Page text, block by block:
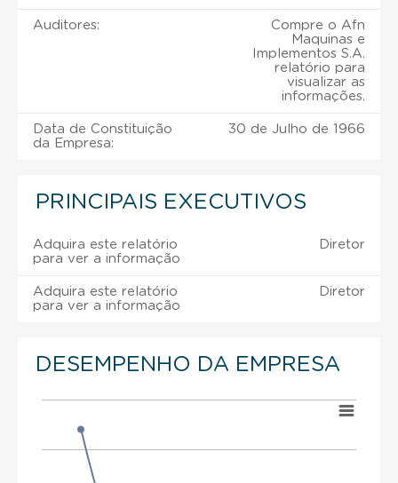
Auditores:
Compre o Afn
Maquinas e
Implementos S.A.
relatório para
visualizar as
informações.
Data de Constituição
da Empresa:
30 de Julho de 1966
PRINCIPAIS EXECUTIVOS
Adquira este relatório
para ver a informação
Diretor
Adquira este relatório
para ver a informação
Diretor
DESEMPENHO DA EMPRESA